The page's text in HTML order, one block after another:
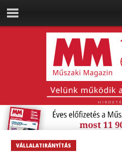
VÁLLALATIRÁNYÍTÁS